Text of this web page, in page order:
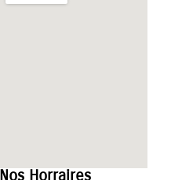
Nos Horraires